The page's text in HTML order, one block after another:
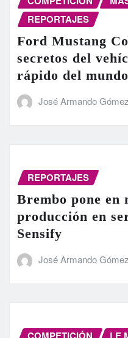
REPORTAJES
Ford Mustang
secretos del
rápido del mundo
José Armando Gómez
REPORTAJES
Brembo pone en
producción en
Sensify
José Armando Gómez